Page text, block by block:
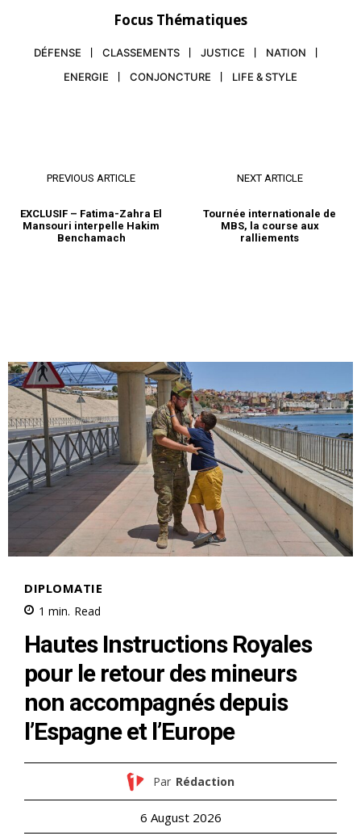
Focus Thématiques
DÉFENSE CLASSEMENTS JUSTICE
NATION
ENERGIE
CONJONCTURE LIFE & STYLE
PREVIOUS ARTICLE
EXCLUSIF – Fatima-Zahra El
Mansouri interpelle Hakim
Benchamach
NEXT ARTICLE
Tournée internationale de
MBS, la course aux
ralliements